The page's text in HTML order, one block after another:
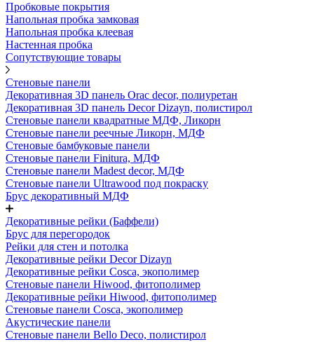
Пробковые покрытия
Напольная пробка замковая
Напольная пробка клеевая
Настенная пробка
Сопутствующие товары
Стеновые панели
Декоративная 3D панель Orac decor, полиуретан
Декоративная 3D панель Decor Dizayn, полистирол
Стеновые панели квадратные МДФ, Ликорн
Стеновые панели реечные Ликорн, МДФ
Стеновые бамбуковые панели
Стеновые панели Finitura, МДФ
Стеновые панели Madest decor, МДФ
Стеновые панели Ultrawood под покраску
Брус декоративный МДФ
Декоративные рейки (Баффели)
Брус для перегородок
Рейки для стен и потолка
Декоративные рейки Decor Dizayn
Декоративные рейки Cosca, экополимер
Стеновые панели Hiwood, фитополимер
Декоративные рейки Hiwood, фитополимер
Стеновые панели Cosca, экополимер
Акустические панели
Стеновые панели Bello Deco, полистирол